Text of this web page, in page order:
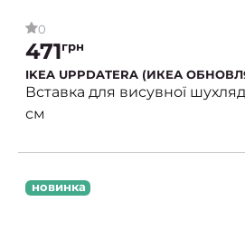
0
471грн
IKEA UPPDATERA (ИКЕА
Вставка для висувної
см
новинка